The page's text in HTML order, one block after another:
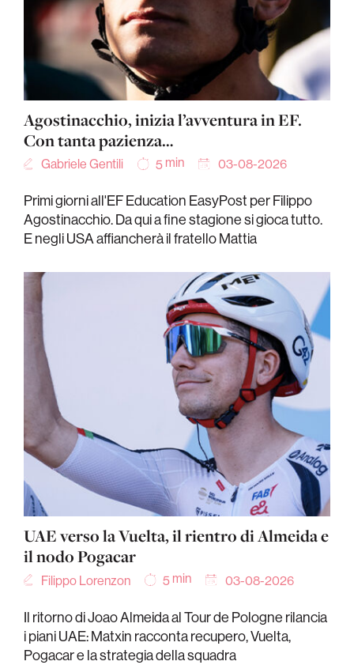
Agostinacchio, inizia l’avventura in EF.
Con tanta pazienza…
Gabriele Gentili 5 min 03-08-2026
Primi giorni all'EF Education EasyPost per Filippo
Agostinacchio. Da qui a fine stagione si gioca tutto.
E negli USA affiancherà il fratello Mattia
UAE verso la Vuelta, il rientro di Almeida e
il nodo Pogacar
Filippo Lorenzon 5 min 03-08-2026
Il ritorno di Joao Almeida al Tour de Pologne rilancia
i piani UAE: Matxin racconta recupero, Vuelta,
Pogacar e la strategia della squadra